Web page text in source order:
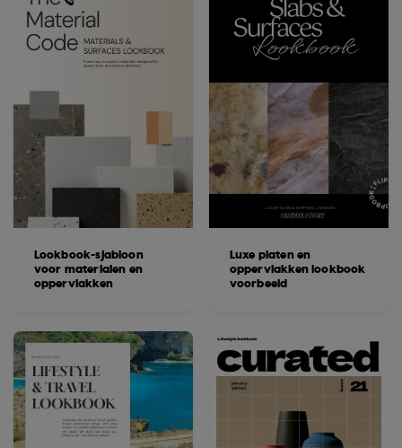
Lookbook-sjabloon
voor materialen en
oppervlakken
Luxe platen en
oppervlakken lookbook
voorbeeld